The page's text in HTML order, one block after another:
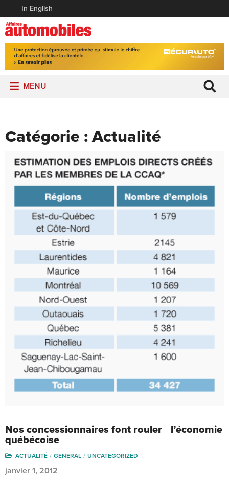
In English
MENU
Catégorie :Actualité
Nos concessionnaires font rouler l’économie
québécoise
ACTUALITÉ GENERAL UNCATEGORIZED
janvier 1, 2012